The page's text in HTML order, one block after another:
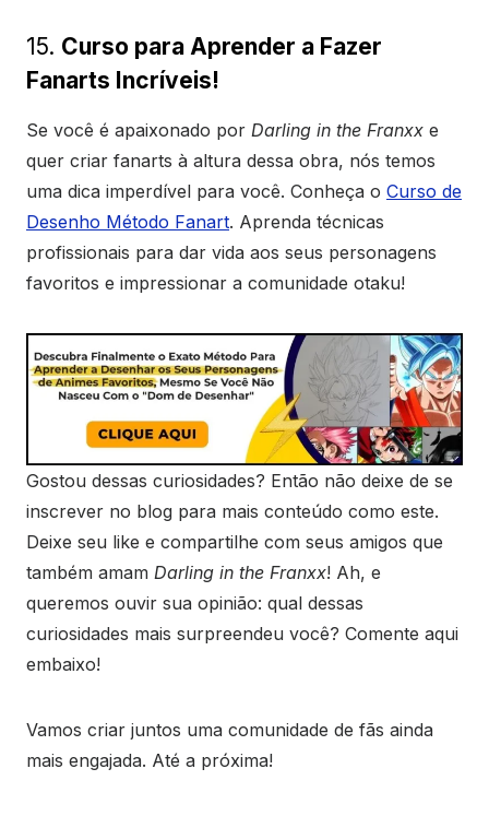
15. Curso para Aprender a Fazer
Fanarts Incríveis!
Se você é apaixonado por Darling in the Franxx e
quer criar fanarts à altura dessa obra, nós temos
uma dica imperdível para você. Conheça o Curso de
Desenho Método Fanart. Aprenda técnicas
profissionais para dar vida aos seus personagens
favoritos e impressionar a comunidade otaku!
Gostou dessas curiosidades? Então não deixe de se
inscrever no blog para mais conteúdo como este.
Deixe seu like e compartilhe com seus amigos que
também amam Darling in the Franxx! Ah, e
queremos ouvir sua opinião: qual dessas
curiosidades mais surpreendeu você? Comente aqui
embaixo!
Vamos criar juntos uma comunidade de fãs ainda
mais engajada. Até a próxima!